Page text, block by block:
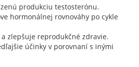
produkciu testosterónu.
hormonálnej rovnováhy po cykle
zlepšuje reprodukčné zdravie.
účinky v porovnaní s inými